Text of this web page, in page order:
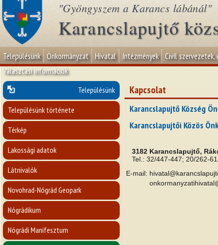
"Gyöngyszem a Karancs lábánál"
Karancslapujtő
Településünk Önkormányzat Hivatal Intézmények Civil szervezetek,
Választási információk
Településünk
Településünk története
Térkép
Lakossági adatok
Látnivalók
Novohrad-Nógrád Geopark
Nógrádikum
Nógrádi Manifesztum
Kapcsolat
Karancslapujtő Község
Karancslapujtői Közös
3182 Karancslapujtő,
Tel.: 32/447-447; 20/262-
E-mail: